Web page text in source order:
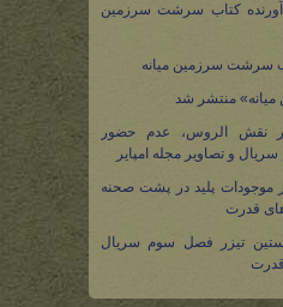
کتاب سرشت سرزمین
سرشت سرزمین میانه
منتشر شد
در نقش الروس، عدم حضور
و تصاویر مجله امپایر
موجودات پلید در پشت صحنه
قدرت
تیزر فصل سوم سریال
قدرت